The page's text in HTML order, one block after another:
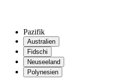
Pazifik
Australien
Fidschi
Neuseeland
Polynesien